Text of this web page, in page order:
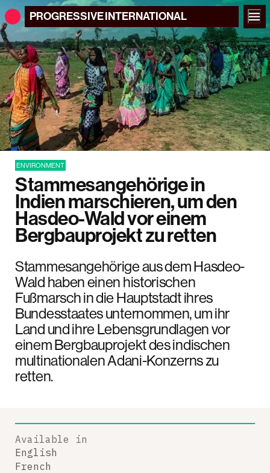
PROGRESSIVEINTERNATIONAL
ENVIRONMENT
Stammesangehörige in
Indien marschieren, um den
Hasdeo-Wald vor einem
Bergbauprojekt zu retten
Stammesangehörige aus dem Hasdeo-
Wald haben einen historischen
Fußmarsch in die Hauptstadt ihres
Bundesstaates unternommen, um ihr
Land und ihre Lebensgrundlagen vor
einem Bergbauprojekt des indischen
multinationalen Adani-Konzerns zu
retten.
Available in
English
French